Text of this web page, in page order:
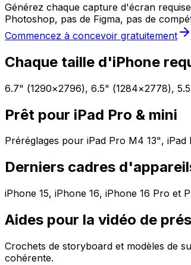
Générez chaque capture d'écran
Photoshop, pas de Figma, pas de
Commencez à concevoir gratuitement
Chaque taille d'iPhone
6.7" (1290×2796), 6.5" (1284×2778),
Prêt pour iPad Pro & mini
Préréglages pour iPad Pro M4 13",
Derniers cadres
iPhone 15, iPhone 16, iPhone 16 Pro et
Aides pour la vidéo de
Crochets de storyboard et modèles de
cohérente.